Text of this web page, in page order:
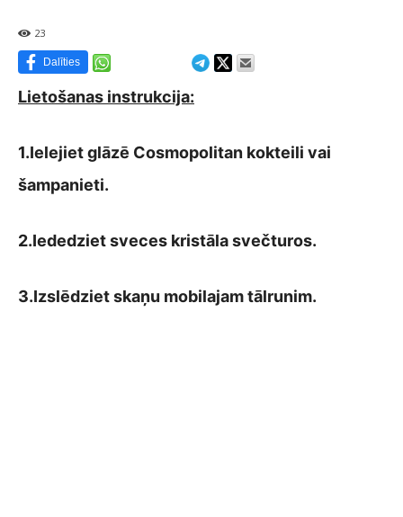
23
Dalīties
Lietošanas instrukcija:
1.Ielejiet glāzē Cosmopolitan kokteili vai
šampanieti.
2.Iededziet sveces kristāla svečturos.
3.Izslēdziet skaņu mobilajam tālrunim.